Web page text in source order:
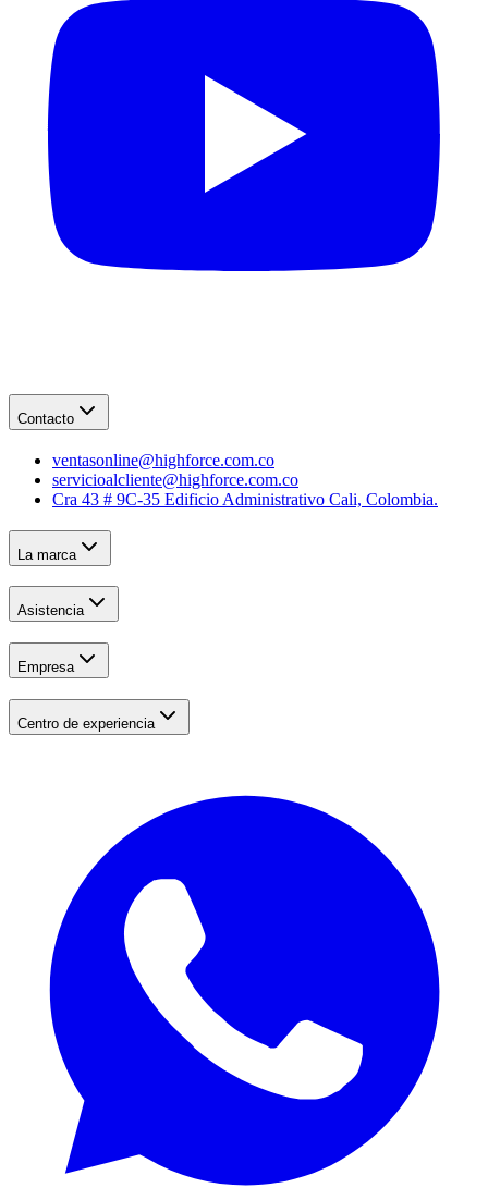
Contacto
ventasonline@highforce.com.co
servicioalcliente@highforce.com.co
Cra 43 # 9C-35 Edificio Administrativo Cali, Colombia.
La marca
Asistencia
Empresa
Centro de experiencia